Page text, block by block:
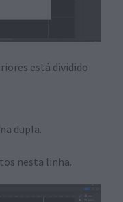
está dividido
dupla.
nesta linha.